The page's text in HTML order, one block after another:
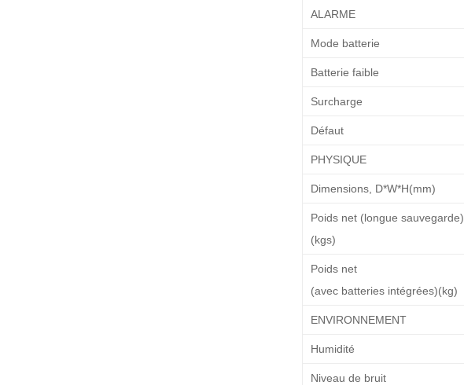
ALARME
Mode batterie
Batterie faible
Surcharge
Défaut
PHYSIQUE
Dimensions, D*W*H(mm)
Poids net (longue sauvegarde)
(kgs)
Poids net
(avec batteries intégrées)(kg)
ENVIRONNEMENT
Humidité
Niveau de bruit